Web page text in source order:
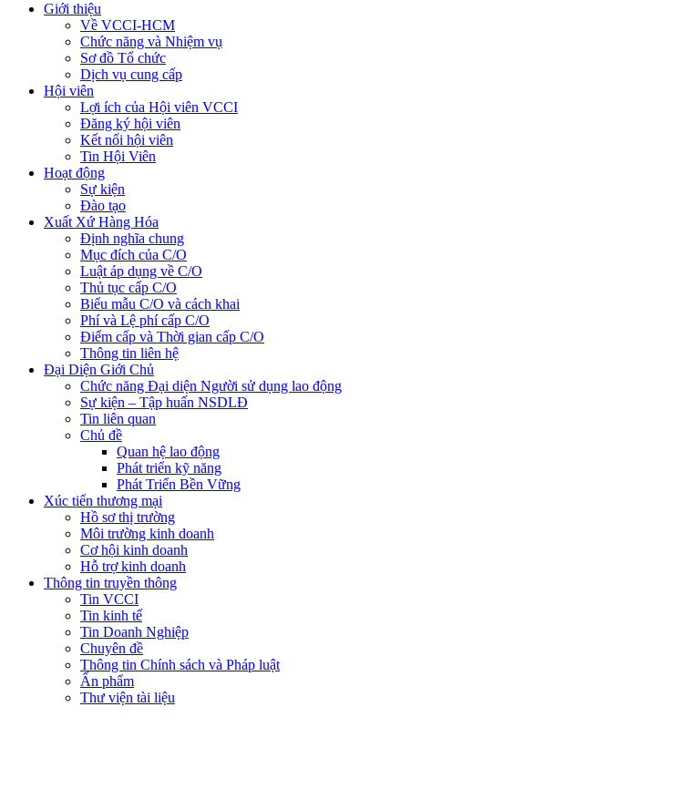
Giới thiệu
Về VCCI-HCM
Chức năng và Nhiệm vụ
Sơ đồ Tổ chức
Dịch vụ cung cấp
Hội viên
Lợi ích của Hội viên VCCI
Đăng ký hội viên
Kết nối hội viên
Tin Hội Viên
Hoạt động
Sự kiện
Đào tạo
Xuất Xứ Hàng Hóa
Định nghĩa chung
Mục đích của C/O
Luật áp dụng về C/O
Thủ tục cấp C/O
Biểu mẫu C/O và cách khai
Phí và Lệ phí cấp C/O
Điểm cấp và Thời gian cấp C/O
Thông tin liên hệ
Đại Diện Giới Chủ
Chức năng Đại diện Người sử dụng lao động
Sự kiện – Tập huấn NSDLĐ
Tin liên quan
Chủ đề
Quan hệ lao động
Phát triển kỹ năng
Phát Triển Bền Vững
Xúc tiến thương mại
Hồ sơ thị trường
Môi trường kinh doanh
Cơ hội kinh doanh
Hỗ trợ kinh doanh
Thông tin truyền thông
Tin VCCI
Tin kinh tế
Tin Doanh Nghiệp
Chuyên đề
Thông tin Chính sách và Pháp luật
Ấn phẩm
Thư viện tài liệu